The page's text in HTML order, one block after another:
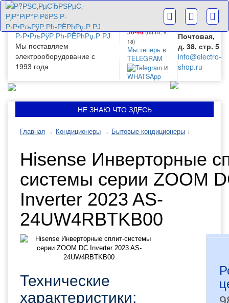
Мы поставляем
электрооборудование с
1993 года
36-90(Пн-Пт‚ 9-
18)
Мы теперь в
TELEGRAM
и
WHATSApp
Большая
Почтовая,
д. 38, стр. 5
info@electro-
shop.ru
НЕ ЗНАЮ ЧТО ЗДЕСЬ
Главная → Кондиционеры → Бытовые кондиционеры ↓
Hisense Инверторные
системы серии ZOOM
Inverter 2023 AS-
24UW4RBTKB00
Технические
характеристики: